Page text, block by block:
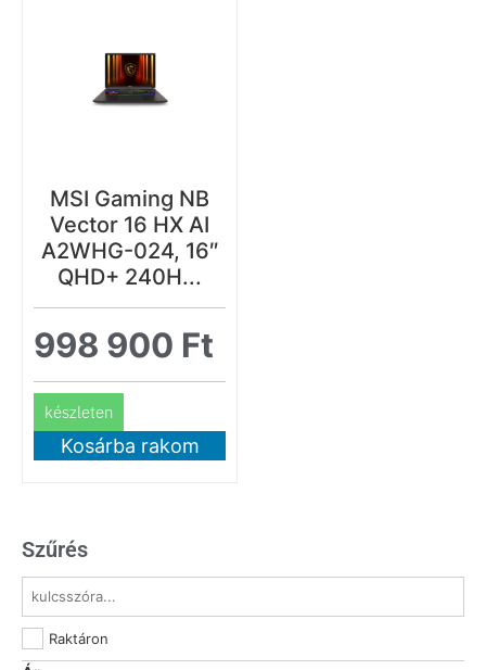
Szűrés
Raktáron
MSI Gaming NB
Vector 16 HX AI
A2WHG-024, 16″
QHD+ 240H...
998 900 Ft
készleten
Kosárba rakom